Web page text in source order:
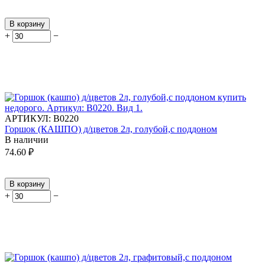
В корзину
+ −
АРТИКУЛ: В0220
Горшок (КАШПО) д/цветов 2л, голубой,с поддоном
В наличии
74.60 ₽
В корзину
+ −